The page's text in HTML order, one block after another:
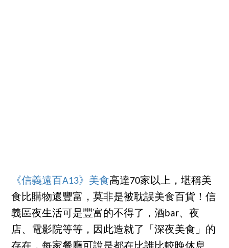
《信義遠百A13》美食高達70家以上，堪稱美
食比購物還豐富，莫非是被耽誤美食百貨！信
義區夜生活可是豐富的不得了，酒bar、夜
店、電影院等等，因此造就了「深夜美食」的